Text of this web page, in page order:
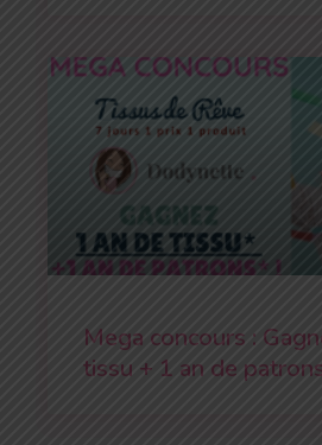
Mega concours :
tissu + 1 an de